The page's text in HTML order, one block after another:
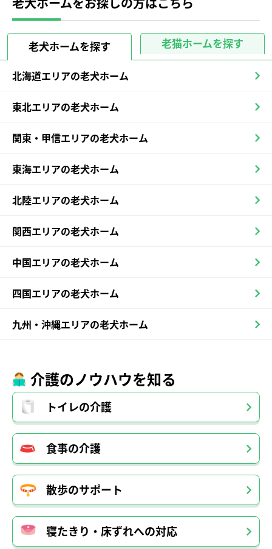
老犬ホームをお探しの方はこちら
老犬ホームを探す 老猫ホームを探す
北海道エリアの老犬ホーム
東北エリアの老犬ホーム
関東・甲信エリアの老犬ホーム
東海エリアの老犬ホーム
北陸エリアの老犬ホーム
関西エリアの老犬ホーム
中国エリアの老犬ホーム
四国エリアの老犬ホーム
九州・沖縄エリアの老犬ホーム
介護のノウハウを知る
トイレの介護
食事の介護
散歩のサポート
寝たきり・床ずれへの対応